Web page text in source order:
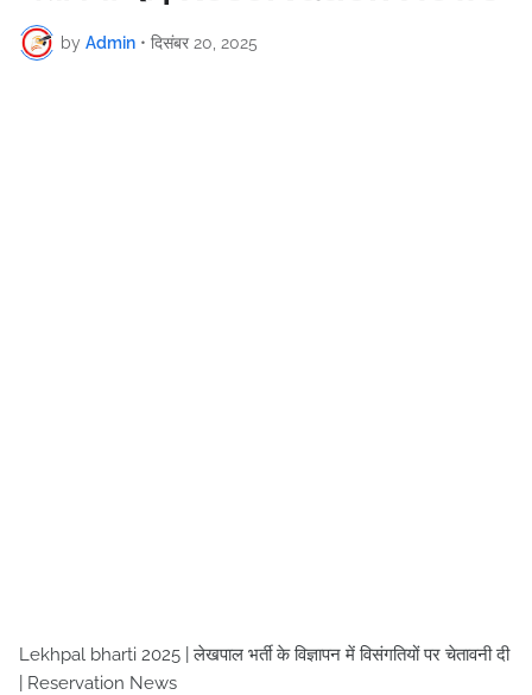
by Admin • दिसंबर 20, 2025
Lekhpal bharti 2025 | लेखपाल भर्ती के विज्ञापन में विसंगतियों पर चेतावनी दी
| Reservation News